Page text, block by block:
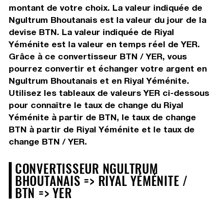
montant de votre choix. La valeur indiquée de
Ngultrum Bhoutanais est la valeur du jour de la
devise BTN. La valeur indiquée de Riyal
Yéménite est la valeur en temps réel de YER.
Grâce à ce convertisseur BTN / YER, vous
pourrez convertir et échanger votre argent en
Ngultrum Bhoutanais et en Riyal Yéménite.
Utilisez les tableaux de valeurs YER ci-dessous
pour connaître le taux de change du Riyal
Yéménite à partir de BTN, le taux de change
BTN à partir de Riyal Yéménite et le taux de
change BTN / YER.
CONVERTISSEUR NGULTRUM
BHOUTANAIS => RIYAL YÉMÉNITE /
BTN => YER